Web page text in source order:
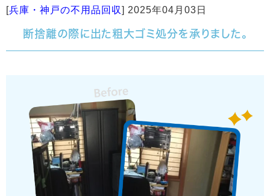
[兵庫・神戸の不用品回収] 2025年04月03日
断捨離の際に出た粗大ゴミ処分を承りました。